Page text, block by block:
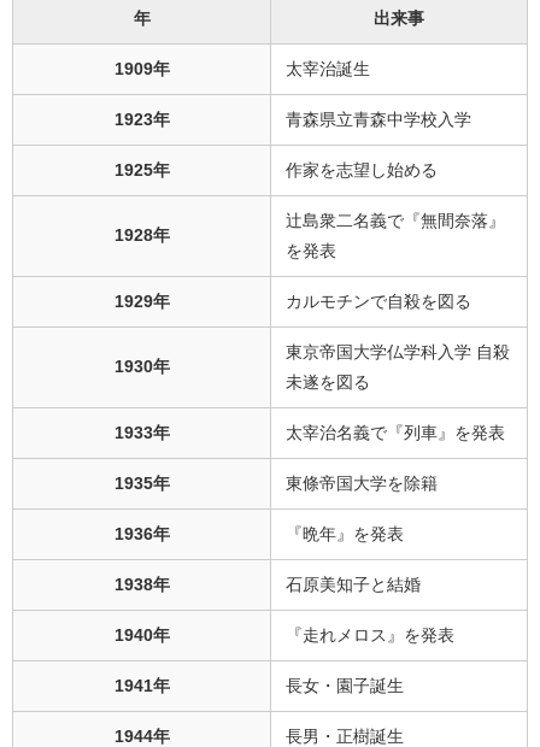
年 出来事
1909年 太宰治誕生
1923年 青森県立青森中学校入学
1925年 作家を志望し始める
1928年
辻島衆二名義で『無間奈落』
を発表
1929年 カルモチンで自殺を図る
1930年
東京帝国大学仏学科入学 自殺
未遂を図る
1933年 太宰治名義で『列車』を発表
1935年 東條帝国大学を除籍
1936年 『晩年』を発表
1938年 石原美知子と結婚
1940年 『走れメロス』を発表
1941年 長女・園子誕生
1944年 長男・正樹誕生